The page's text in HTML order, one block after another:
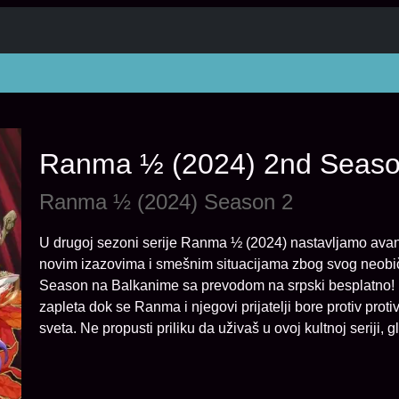
Ranma ½ (2024) 2nd
Ranma ½ (2024) Season 2
U drugoj sezoni serije Ranma ½ (2024) nastavljamo
novim izazovima i smešnim situacijama zbog svog
Season na Balkanime sa prevodom na srpski
zapleta dok se Ranma i njegovi prijatelji bore protiv
sveta. Ne propusti priliku da uživaš u ovoj kultnoj seriji,